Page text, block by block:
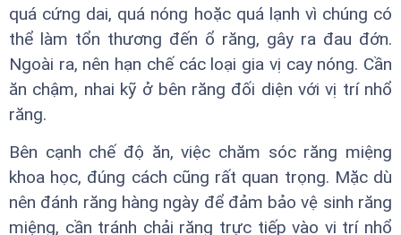
quá cứng dai, quá nóng hoặc quá lạnh vì chúng có
thể làm tổn thương đến ổ răng, gây ra đau đớn.
Ngoài ra, nên hạn chế các loại gia vị cay nóng. Cần
ăn chậm, nhai kỹ ở bên răng đối diện với vị trí nhổ
răng.
Bên cạnh chế độ ăn, việc chăm sóc răng miệng
khoa học, đúng cách cũng rất quan trọng. Mặc dù
nên đánh răng hàng ngày để đảm bảo vệ sinh răng
miệng, cần tránh chải răng trực tiếp vào vị trí nhổ